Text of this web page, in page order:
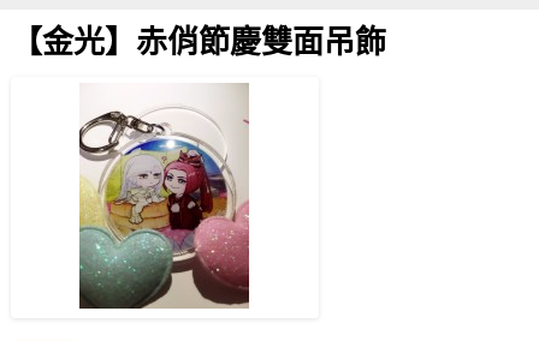
攤位轉讓區
會員中心
註冊會員
登入
【金光】赤俏節慶雙面吊飾